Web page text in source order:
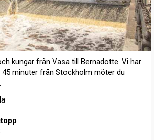
kungar från Vasa till Bernadotte. Vi har
minuter från Stockholm möter du